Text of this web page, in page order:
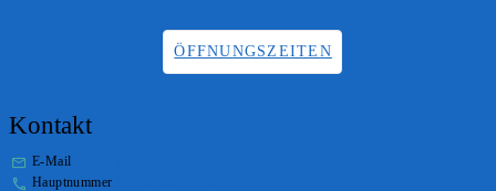
ÖFFNUNGSZEITEN
Kontakt
E-Mail
Hauptnummer